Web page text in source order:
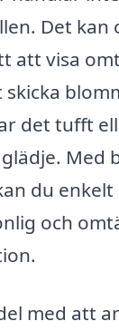
Det kan
att visa
det tufft
Med
du
och
med att